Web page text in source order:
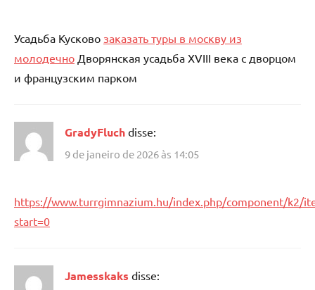
Усадьба Кусково заказать туры в москву из
молодечно Дворянская усадьба XVIII века с дворцом
и французским парком
GradyFluch disse:
9 de janeiro de 2026 às 14:05
https://www.turrgimnazium.hu/index.php/component/k2/
start=0
Jamesskaks disse: